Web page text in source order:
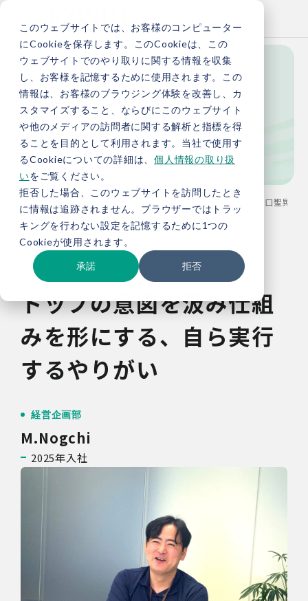
このウェブサイトでは、お客様のコンピューター
にCookieを保存します。このCookieは、この
ウェブサイトでのやり取りに関する情報を収集
し、お客様を記憶するために使用されます。この
情報は、お客様のブラウジング体験を改善し、カ
スタマイズすること、ならびにこのウェブサイト
や他のメディアの訪問者に関する解析と指標を得
ることを目的として利用されます。当社で使用す
るCookieについての詳細は、 個人情報の取り扱
いをご覧ください。
拒否した場合、このウェブサイトを訪問したとき
に情報は追跡されません。ブラウザーではトラッ
キングを行わない設定を記憶するために1つの
Cookieが使用されます。
承諾 拒否
社員を知る
Member Interview
TOP 採用情報 メンバーインタビュー：経営企画部 野口聖晃
トップの意図を汲み仕組
みを形にする、自ら実行
するやりがい
経営企画部
M.Nogchi
2025年入社